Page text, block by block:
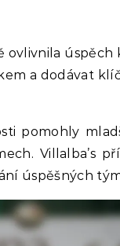
ovlivnila
a dodávat
pomohly
Villalba’s
úspěšných